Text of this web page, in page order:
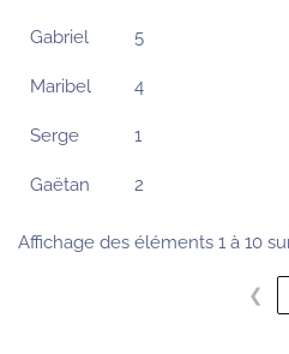
Gabriel 5
Maribel 4
Serge 1
Gaëtan 2
Affichage des éléments 1 à 10
❮